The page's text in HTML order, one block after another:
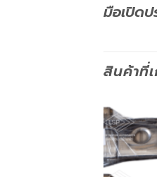
มือเปิดป
สินค้าที่